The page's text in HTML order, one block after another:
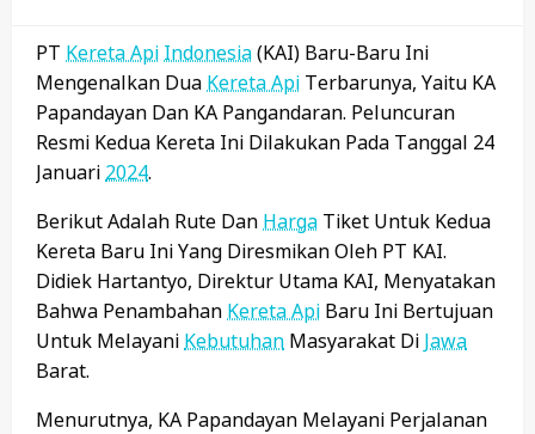
PT Kereta Api Indonesia(KAI) Baru-Baru Ini
Mengenalkan Dua Kereta Api Terbarunya, Yaitu KA
Papandayan Dan KA Pangandaran. Peluncuran
Resmi Kedua Kereta Ini Dilakukan Pada Tanggal 24
Januari 2024.
Berikut Adalah Rute Dan Harga Tiket Untuk Kedua
Kereta Baru Ini Yang Diresmikan Oleh PT KAI.
Didiek Hartantyo, Direktur Utama KAI, Menyatakan
Bahwa Penambahan Kereta Api Baru Ini Bertujuan
Untuk Melayani Kebutuhan Masyarakat Di Jawa
Barat.
Menurutnya, KA Papandayan Melayani Perjalanan